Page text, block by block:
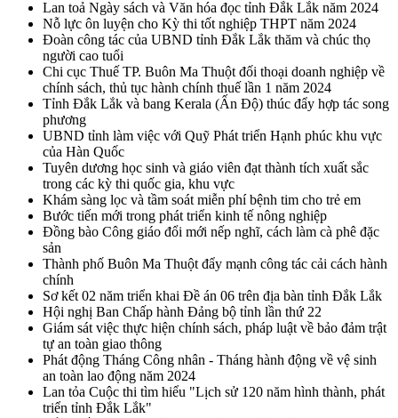
Lan toả Ngày sách và Văn hóa đọc tỉnh Đắk Lắk năm 2024
Nỗ lực ôn luyện cho Kỳ thi tốt nghiệp THPT năm 2024
Đoàn công tác của UBND tỉnh Đắk Lắk thăm và chúc thọ
người cao tuổi
Chi cục Thuế TP. Buôn Ma Thuột đối thoại doanh nghiệp về
chính sách, thủ tục hành chính thuế lần 1 năm 2024
Tỉnh Đắk Lắk và bang Kerala (Ấn Độ) thúc đẩy hợp tác song
phương
UBND tỉnh làm việc với Quỹ Phát triển Hạnh phúc khu vực
của Hàn Quốc
Tuyên dương học sinh và giáo viên đạt thành tích xuất sắc
trong các kỳ thi quốc gia, khu vực
Khám sàng lọc và tầm soát miễn phí bệnh tim cho trẻ em
Bước tiến mới trong phát triển kinh tế nông nghiệp
Đồng bào Công giáo đổi mới nếp nghĩ, cách làm cà phê đặc
sản
Thành phố Buôn Ma Thuột đẩy mạnh công tác cải cách hành
chính
Sơ kết 02 năm triển khai Đề án 06 trên địa bàn tỉnh Đắk Lắk
Hội nghị Ban Chấp hành Đảng bộ tỉnh lần thứ 22
Giám sát việc thực hiện chính sách, pháp luật về bảo đảm trật
tự an toàn giao thông
Phát động Tháng Công nhân - Tháng hành động về vệ sinh
an toàn lao động năm 2024
Lan tỏa Cuộc thi tìm hiểu "Lịch sử 120 năm hình thành, phát
triển tỉnh Đắk Lắk"